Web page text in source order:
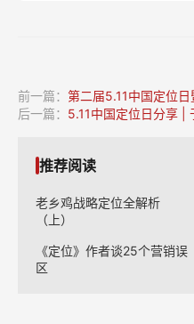
前一篇： 第二届5.11中国定位日暨
后一篇： 5.11中国定位日分享 |
推荐阅读
老乡鸡战略定位全解析
（上）
《定位》作者谈25个营销误
区